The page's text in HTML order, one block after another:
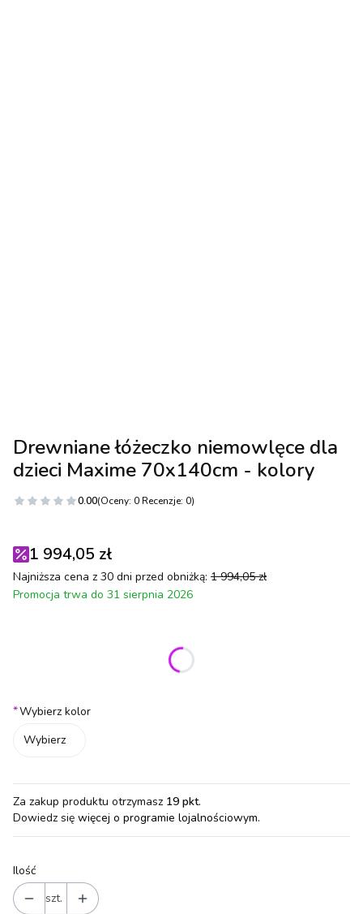
Drewniane łóżeczko niemowlęce dla
dzieci Maxime 70x140cm - kolory
0.00(Oceny: 0 Recenzje: 0)
1 994,05 zł
Najniższa cena z 30 dni przed obniżką: 1 994,05 zł
Promocja trwa do 31 sierpnia 2026
Poszczególne warianty mogą różnić się ceną
*Wybierz kolor
Wybierz
Za zakup produktu otrzymasz 19 pkt.
Dowiedz się więcej o programie lojalnościowym.
Ilość
szt.